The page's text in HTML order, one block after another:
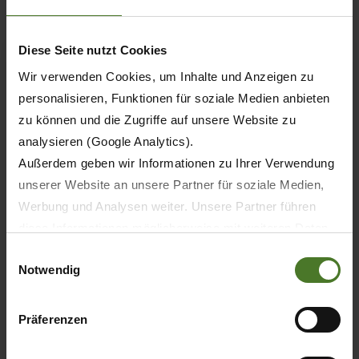
Diese Seite nutzt Cookies
Wir verwenden Cookies, um Inhalte und Anzeigen zu
personalisieren, Funktionen für soziale Medien anbieten
zu können und die Zugriffe auf unsere Website zu
analysieren (Google Analytics).
Außerdem geben wir Informationen zu Ihrer Verwendung
unserer Website an unsere Partner für soziale Medien,
Werbung und Analysen weiter. Unsere Partner führen
sie im Rahmen Ihrer Nutzung der Dienste gesammelt
Wir setzen im Rahmen des Trackings auch Dienstleister
in Drittländern außerhalb der EU mit abweichenden
Notwendig
Präferenzen
STAMPA
30 anni KRONE BiG M – anniversario per
la prima falciacondizionatrice semovente